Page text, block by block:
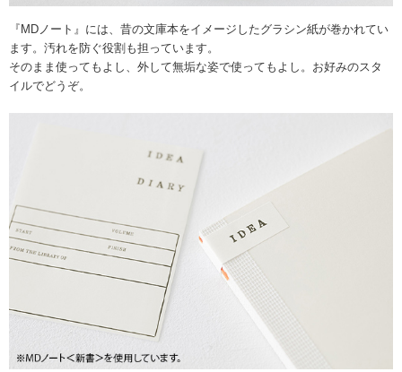
『MDノート』には、昔の文庫本をイメージしたグラシン紙が巻かれてい
ます。汚れを防ぐ役割も担っています。
そのまま使ってもよし、外して無垢な姿で使ってもよし。お好みのスタ
イルでどうぞ。